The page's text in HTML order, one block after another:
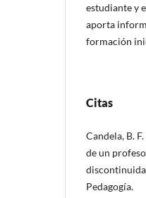
estudiante y
aporta
formación
Citas
Candela, B.
de un
Pedagogía.